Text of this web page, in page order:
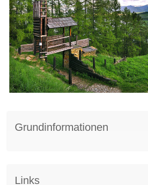
Grundinformationen
Links